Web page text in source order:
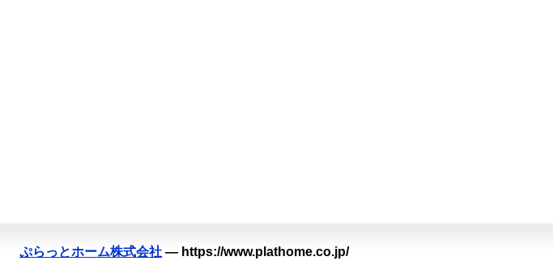
ぷらっとホーム株式会社 — https://www.plathome.co.jp/